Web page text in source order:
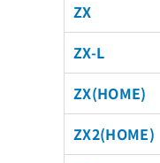
ZX
ZX-L
ZX(HOME)
ZX2(HOME)